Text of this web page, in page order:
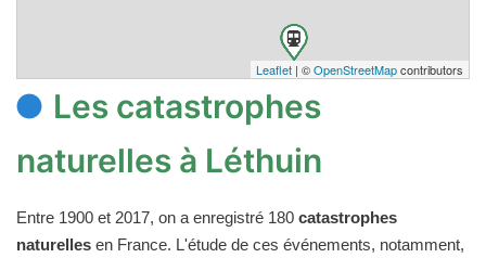
Leaflet | ©OpenStreetMapcontributors
Les catastrophes
naturelles à Léthuin
Entre 1900 et 2017, on a enregistré 180 catastrophes
naturelles en France. L'étude de ces événements, notamment,